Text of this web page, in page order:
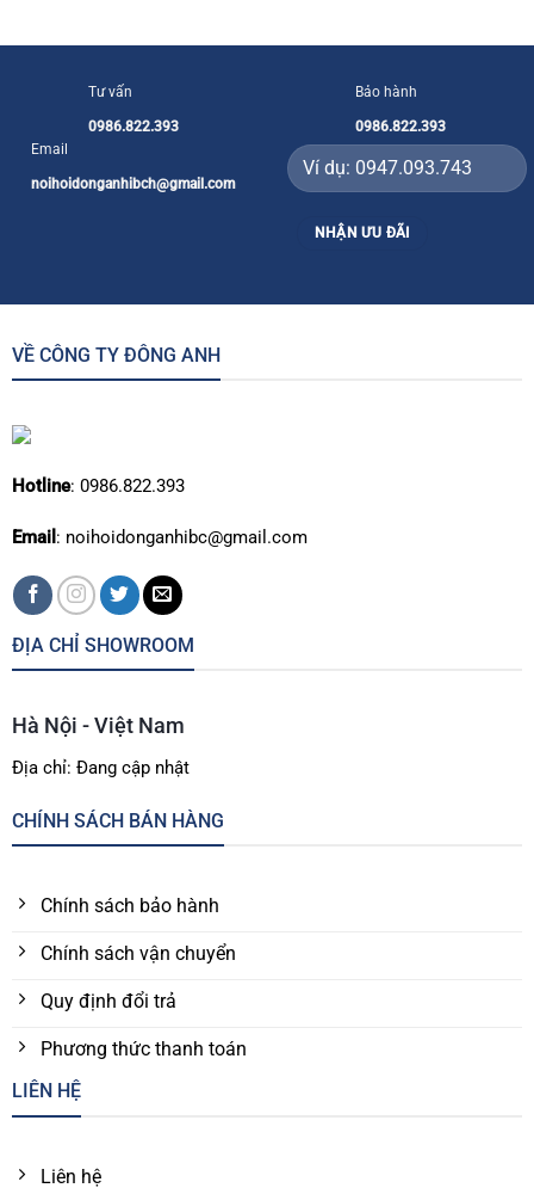
Tư vấn
0986.822.393
Bảo hành
0986.822.393
Email
noihoidonganhibch@gmail.com
VỀ CÔNG TY ĐÔNG ANH
Hotline: 0986.822.393
Email : noihoidonganhibc@gmail.com
ĐỊA CHỈ SHOWROOM
Hà Nội - Việt Nam
Địa chỉ: Đang cập nhật
CHÍNH SÁCH BÁN HÀNG
Chính sách bảo hành
Chính sách vận chuyển
Quy định đổi trả
Phương thức thanh toán
LIÊN HỆ
Liên hệ